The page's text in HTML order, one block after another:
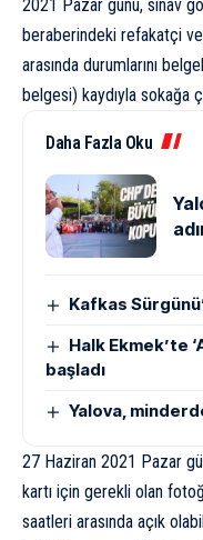
2021 Pazar günü, sınav
beraberindeki refakatçi
arasında durumlarını
belgesi) kaydıyla sokağa
Daha Fazla Oku
Kafkas
Halk Ekmek’te
başladı
Yalova,
27 Haziran 2021 Pazar
kartı için gerekli olan
saatleri arasında açık